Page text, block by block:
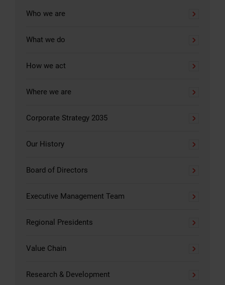
Who we are
What we do
How we act
Where we are
Corporate Strategy 2035
Our History
Board of Directors
Executive Management Team
Regional Presidents
Value Chain
Research & Development